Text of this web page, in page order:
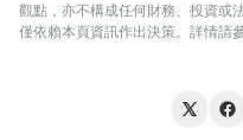
觀點，亦不構成任何財務、投資或
僅依賴本頁資訊作出決策。詳情請